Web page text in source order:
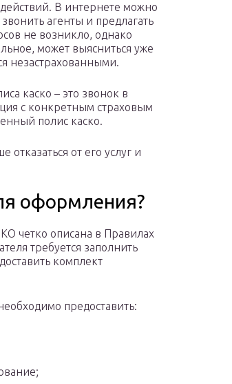
В интернете можно
агенты и предлагать
не возникло, однако
может выясниться уже
незастрахованными.
каско – это звонок в
с конкретным страховым
полис каско.
отказаться от его услуг и
оформления?
четко описана в Правилах
требуется заполнить
комплект
предоставить: